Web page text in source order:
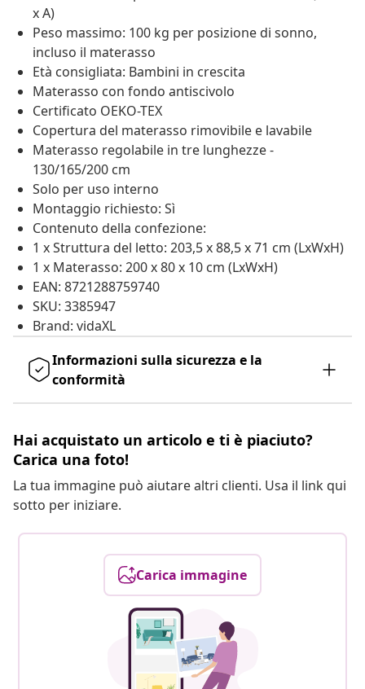
x A)
Peso massimo: 100 kg per posizione di sonno,
incluso il materasso
Età consigliata: Bambini in crescita
Materasso con fondo antiscivolo
Certificato OEKO-TEX
Copertura del materasso rimovibile e lavabile
Materasso regolabile in tre lunghezze -
130/165/200 cm
Solo per uso interno
Montaggio richiesto: Sì
Contenuto della confezione:
1 x Struttura del letto: 203,5 x 88,5 x 71 cm (LxWxH)
1 x Materasso: 200 x 80 x 10 cm (LxWxH)
EAN: 8721288759740
SKU: 3385947
Brand: vidaXL
Informazioni sulla sicurezza e la
conformità
Hai acquistato un articolo e ti è piaciuto?
Carica una foto!
La tua immagine può aiutare altri clienti. Usa il link qui
sotto per iniziare.
Carica immagine